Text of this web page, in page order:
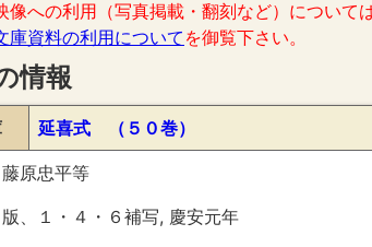
像への利用（写真掲載・翻刻など）について
庫資料の利用について を御覧下さい。
情報
延喜式 （５０巻）
藤原忠平等
版、１・４・６補写, 慶安元年